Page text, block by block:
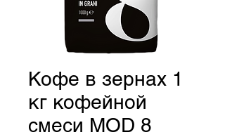
Кофе в зернах 1
кг кофейной
смеси MOD 8